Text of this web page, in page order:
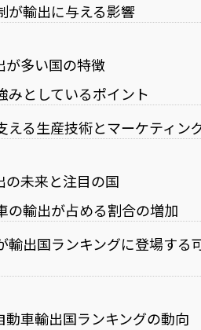
が輸出に与える影響
が多い国の特徴
みとしているポイント
える生産技術とマーケティン
の未来と注目の国
の輸出が占める割合の増加
輸出国ランキングに登場する
動車輸出国ランキングの動向